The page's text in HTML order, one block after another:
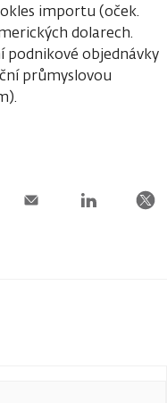
importu (oček.
dolarech.
podnikové objednávky
průmyslovou